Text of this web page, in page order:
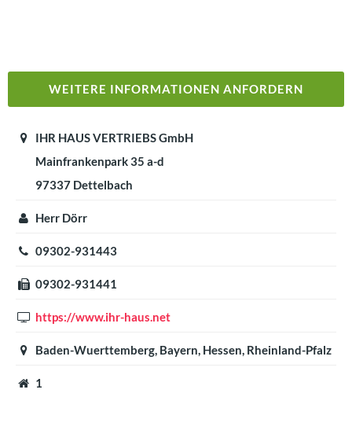
WEITERE INFORMATIONEN ANFORDERN
IHR HAUS VERTRIEBS GmbH
Mainfrankenpark 35 a-d
97337 Dettelbach
Herr Dörr
09302-931443
09302-931441
https://www.ihr-haus.net
Baden-Wuerttemberg, Bayern, Hessen, Rheinland-Pfalz
1